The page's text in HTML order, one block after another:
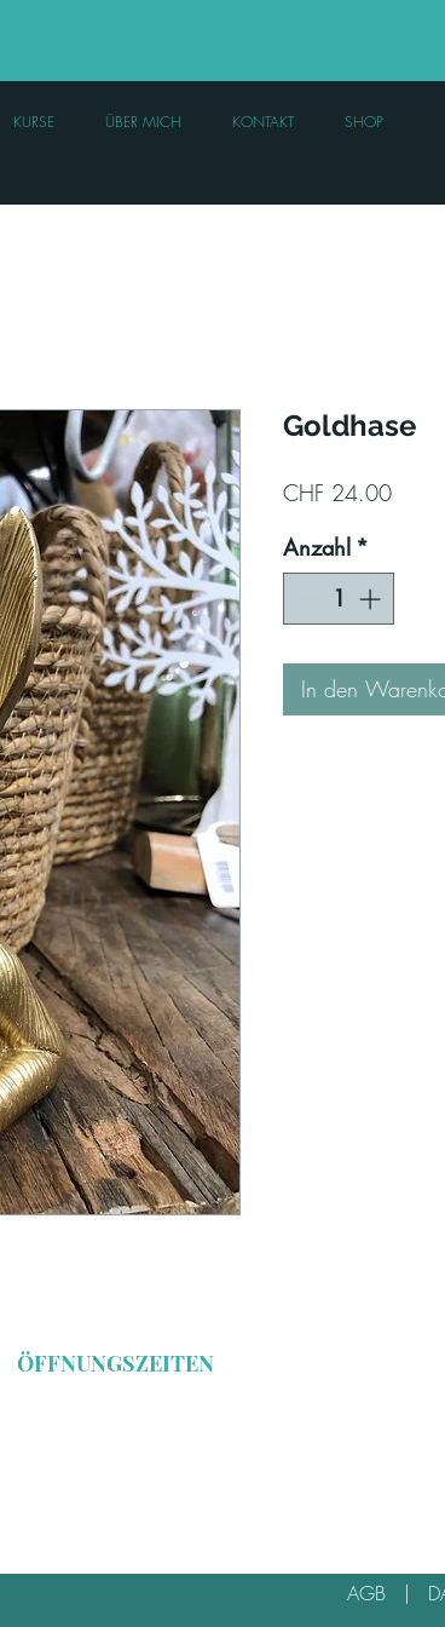
KURSE ÜBER MICH KONTAKT SHOP
Goldhase
CHF 24.00Preis
Anzahl *
In den
ÖFFNUNGSZEITEN
AGB |